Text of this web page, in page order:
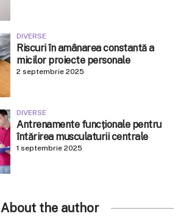
DIVERSE
Riscuri în amânarea constantă a
micilor proiecte personale
2 septembrie 2025
DIVERSE
Antrenamente funcționale pentru
întărirea musculaturii centrale
1 septembrie 2025
About the author